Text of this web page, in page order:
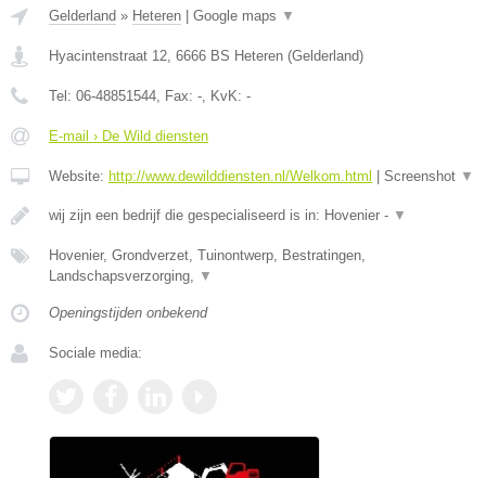
Gelderland » Heteren Google maps ▼
Hyacintenstraat 12, 6666 BS Heteren (Gelderland)
Tel: 06-48851544, Fax: -, KvK: -
E-mail › De Wild diensten
Website: http://www.dewilddiensten.nl/Welkom.html Screenshot ▼
wij zijn een bedrijf die gespecialiseerd is in: Hovenier - ▼
Hovenier, Grondverzet, Tuinontwerp, Bestratingen,
Landschapsverzorging, ▼
Openingstijden onbekend
Sociale media: